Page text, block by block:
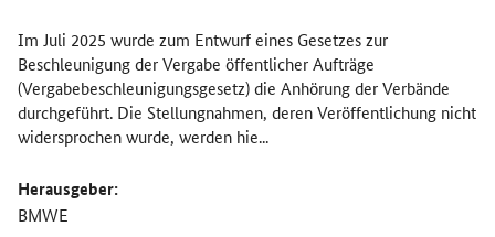
Im Juli 2025 wurde zum Entwurf eines Gesetzes zur
Beschleunigung der Vergabe öffentlicher Aufträge
(Vergabebeschleunigungsgesetz) die Anhörung der Verbände
durchgeführt. Die Stellungnahmen, deren Veröffentlichung nicht
widersprochen wurde, werden hie...
Herausgeber:
BMWE